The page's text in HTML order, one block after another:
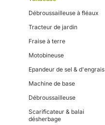
Débroussailleuse à fléaux
Tracteur de jardin
Fraise à terre
Motobineuse
Epandeur de sel & d'engrais
Machine de base
Débroussailleuse
Scarificateur & balai
désherbage